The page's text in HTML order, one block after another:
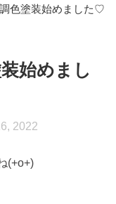
色塗装始めました♡
始めまし
2022
(+o+)